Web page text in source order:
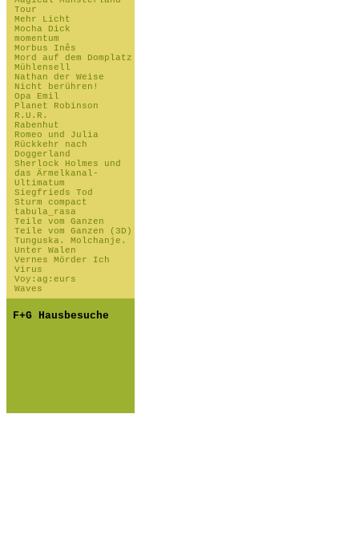
Tour
Mehr Licht
Mocha Dick
momentum
Morbus Inês
Mord auf dem Domplatz
Mühlensell
Nathan der Weise
Nicht berühren!
Opa Emil
Planet Robinson
R.U.R.
Rabenhut
Romeo und Julia
Rückkehr nach
Doggerland
Sherlock Holmes und
das Ärmelkanal-
Ultimatum
Siegfrieds Tod
Sturm compact
tabula_rasa
Teile vom Ganzen
Teile vom Ganzen (3D)
Tunguska. Molchanje.
Unter Walen
Vernes Mörder Ich
Virus
Voy:ag:eurs
Waves
F+G Hausbesuche